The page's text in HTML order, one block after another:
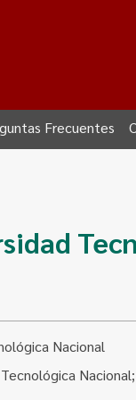
Frecuentes
Nacional